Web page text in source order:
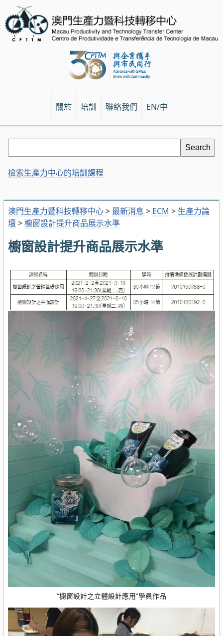
關於 培訓 聯絡我們 EN/中
澳門生產力暨科技轉移中心> 最新消息 > ECM > 生產力論
壇>櫥窗設計提升商品展示水準
櫥窗設計提升商品展示水準
“櫥窗設計之立體設計應用”學員作品
檢索生產力中心的培訓課程